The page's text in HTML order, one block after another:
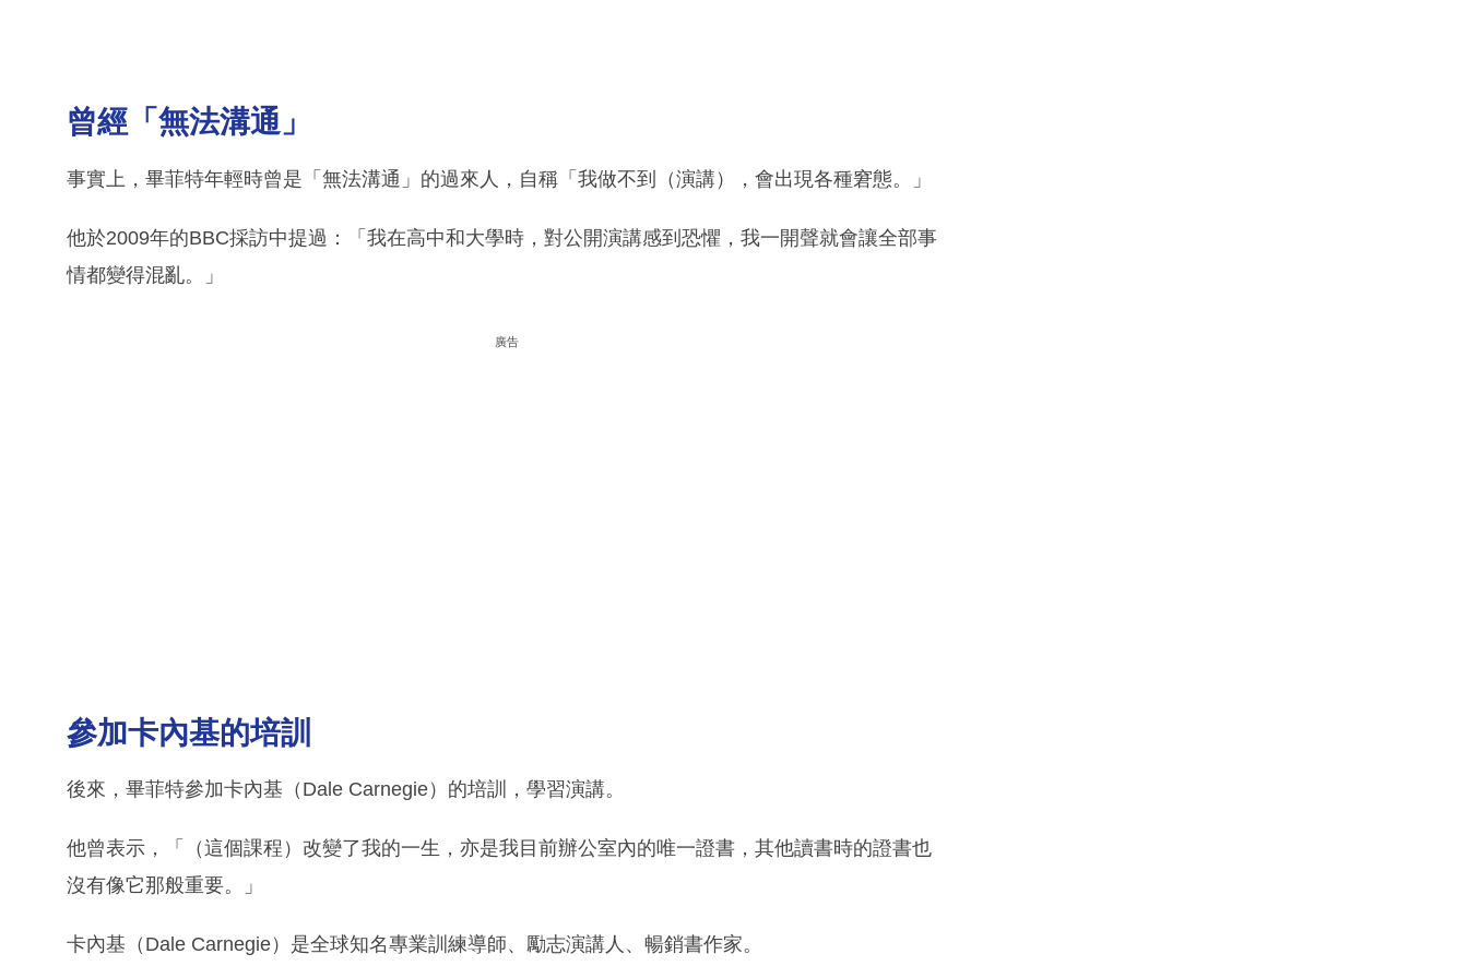
曾經「無法溝通」
事實上，畢菲特年輕時曾是「無法溝通」的過來人，自稱「我做不到（演講），會出現各種窘態。」
他於2009年的BBC採訪中提過：「我在高中和大學時，對公開演講感到恐懼，我一開聲就會讓全部事
情都變得混亂。」
廣告
參加卡內基的培訓
後來，畢菲特參加卡內基（Dale Carnegie）的培訓，學習演講。
他曾表示，「（這個課程）改變了我的一生，亦是我目前辦公室內的唯一證書，其他讀書時的證書也
沒有像它那般重要。」
卡內基（Dale Carnegie）是全球知名專業訓練導師、勵志演講人、暢銷書作家。